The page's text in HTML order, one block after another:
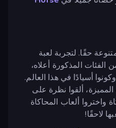
حقًا. لتجربة لعبة
الفئات المذكورة أعلاه،
وكونوا أسيادًا في هذا العالم.
ألقوا نظرة على
واختروا ألعاب المحاكاة
لاحقًا!